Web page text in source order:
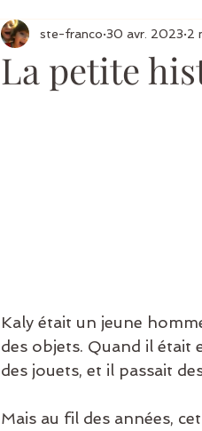
La petite
ste-franco 30 avr. 2023 2
Kaly était un jeune
des objets. Quand il était
des jouets, et il passait
Mais au fil des années,